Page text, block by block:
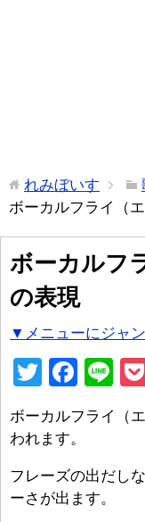
れみぼいす
ボーカルフライ（
ボーカルフ
の表現
▼メニューにジャ
T
tt
F
c
b
o
Li
e
ボーカルフライ（
われます。
フレーズの出だし
ーさが出ます。